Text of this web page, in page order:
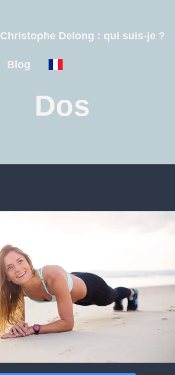
Christophe Delong : qui suis-je ?
Blog
Dos